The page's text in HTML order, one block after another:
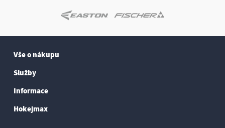
Vše o nákupu
Služby
Informace
Hokejmax